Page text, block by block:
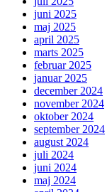
juni 2025
maj 2025
april 2025
marts 2025
februar 2025
januar 2025
december 2024
november 2024
oktober 2024
september 2024
august 2024
juli 2024
juni 2024
maj 2024